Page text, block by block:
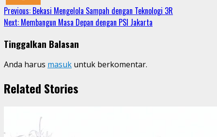
Continue
Reading
Previous: Bekasi Mengelola Sampah dengan Teknologi 3R
Next: Membangun Masa Depan dengan PSI Jakarta
Tinggalkan Balasan
Anda harus masuk untuk berkomentar.
Related Stories